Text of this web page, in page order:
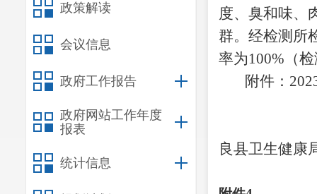
政策解读
会议信息
政府工作报告
政府网站工作年度
报表
统计信息
度、臭和味、
群。经检测所
率为100%（
附件：
良县卫生健康